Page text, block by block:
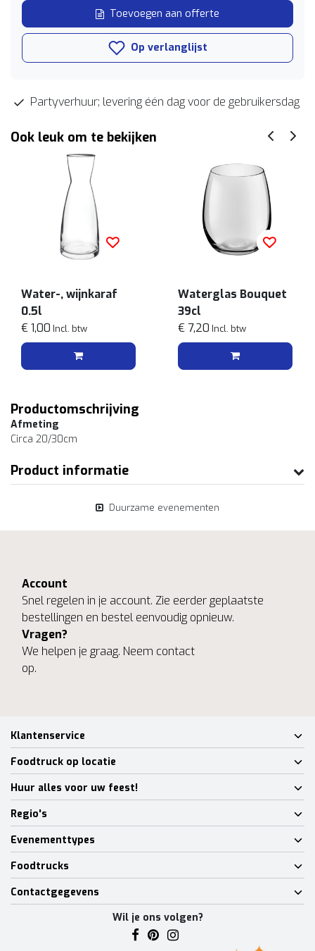
Toevoegen aan offerte
Op verlanglijst
Partyverhuur; levering één dag voor de gebruikersdag
Ook leuk om te bekijken
Water-, wijnkaraf
0.5l
€ 1,00 Incl. btw
Waterglas Bouquet
39cl
€ 7,20 Incl. btw
Productomschrijving
Afmeting
Circa 20/30cm
Product informatie
Duurzame evenementen
Account
Snel regelen in je account. Zie eerder geplaatste
bestellingen en bestel eenvoudig opnieuw.
Vragen?
We helpen je graag. Neem contact
op.
Klantenservice
Foodtruck op locatie
Huur alles voor uw feest!
Regio's
Evenementtypes
Foodtrucks
Contactgegevens
Wil je ons volgen?